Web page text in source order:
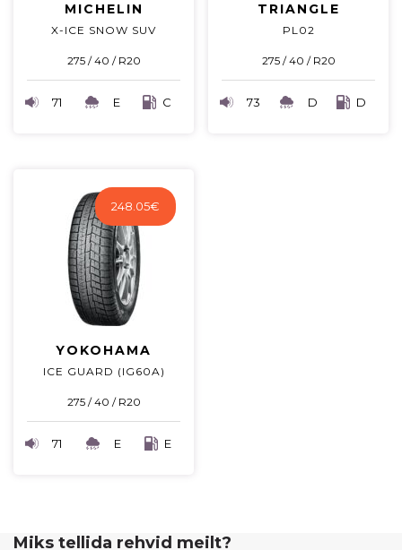
MICHELIN
X-ICE SNOW SUV
275 / 40 / R20
71 E C
TRIANGLE
PL02
275 / 40 / R20
73 D D
248.05€
YOKOHAMA
ICE GUARD (IG60A)
275 / 40 / R20
71 E E
Miks tellida rehvid meilt?